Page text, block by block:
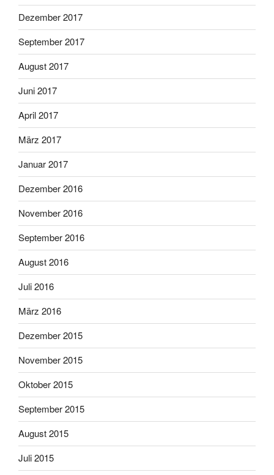
Dezember 2017
September 2017
August 2017
Juni 2017
April 2017
März 2017
Januar 2017
Dezember 2016
November 2016
September 2016
August 2016
Juli 2016
März 2016
Dezember 2015
November 2015
Oktober 2015
September 2015
August 2015
Juli 2015